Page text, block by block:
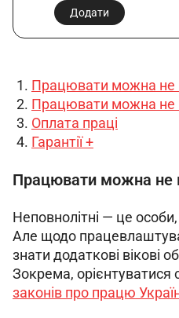
Додати
Працювати можна не
Працювати можна не
Оплата праці
Гарантії +
Працювати можна не
Неповнолітні — це
Але щодо
знати додаткові вікові
Зокрема, орієнтуватися
законів про працю